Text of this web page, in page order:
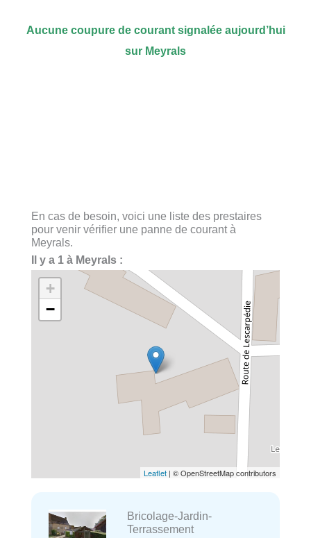
Aucune coupure de courant signalée aujourd’hui
sur Meyrals
En cas de besoin, voici une liste des prestaires
pour venir vérifier une panne de courant à
Meyrals.
Il y a 1 à Meyrals :
+
−
Leaflet | © OpenStreetMap contributors
Bricolage-Jardin-
Terrassement